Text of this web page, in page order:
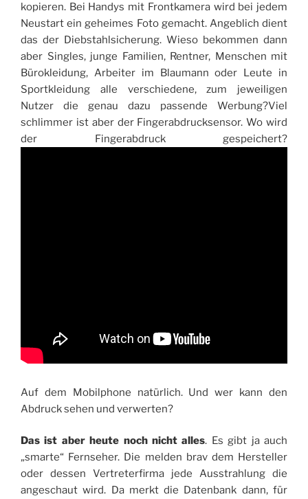
kopieren. Bei Handys mit Frontkamera wird bei jedem
Neustart ein geheimes Foto gemacht. Angeblich dient
das der Diebstahlsicherung. Wieso bekommen dann
aber Singles, junge Familien, Rentner, Menschen mit
Bürokleidung, Arbeiter im Blaumann oder Leute in
Sportkleidung alle verschiedene, zum jeweiligen
Nutzer die genau dazu passende Werbung?Viel
schlimmer ist aber der Fingerabdrucksensor. Wo wird
der Fingerabdruck gespeichert?
Auf dem Mobilphone natürlich. Und wer kann den
Abdruck sehen und verwerten?
Das ist aber heute noch nicht alles. Es gibt ja auch
„smarte“ Fernseher. Die melden brav dem Hersteller
oder dessen Vertreterfirma jede Ausstrahlung die
angeschaut wird. Da merkt die Datenbank dann, für